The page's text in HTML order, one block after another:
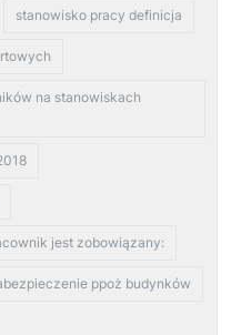
stanowisko pracy definicja
na stanowiskach
jest zobowiązany:
ppoż budynków